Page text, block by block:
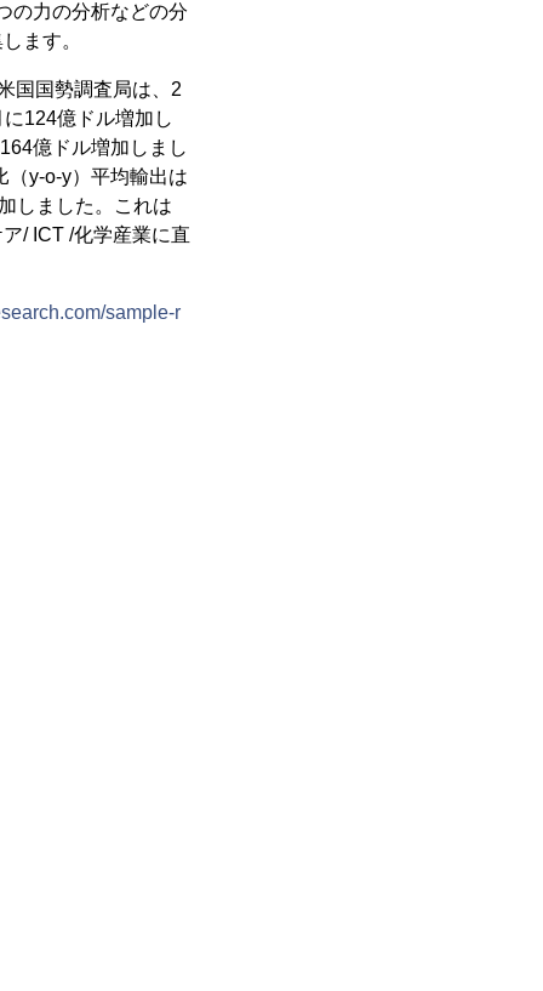
の力の分析などの分
ます。
国国勢調査局は、2
124億ドル増加し
億ドル増加しまし
（y-o-y）平均輸出は
しました。これは
/ ICT /化学産業に直
sample-r